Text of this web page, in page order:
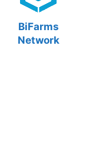
BiFarms
Network